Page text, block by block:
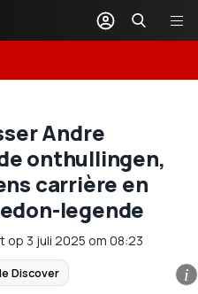
Andre
onthullingen,
carrière en
legende
op 3 juli 2025 om 08:23
Discover i